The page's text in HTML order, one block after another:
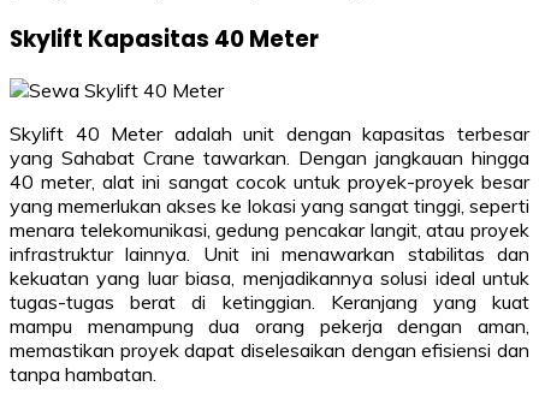
Skylift Kapasitas 40 Meter
Skylift 40 Meter adalah unit dengan kapasitas terbesar
yang Sahabat Crane tawarkan. Dengan jangkauan hingga
40 meter, alat ini sangat cocok untuk proyek-proyek besar
yang memerlukan akses ke lokasi yang sangat tinggi, seperti
menara telekomunikasi, gedung pencakar langit, atau proyek
infrastruktur lainnya. Unit ini menawarkan stabilitas dan
kekuatan yang luar biasa, menjadikannya solusi ideal untuk
tugas-tugas berat di ketinggian. Keranjang yang kuat
mampu menampung dua orang pekerja dengan aman,
memastikan proyek dapat diselesaikan dengan efisiensi dan
tanpa hambatan.